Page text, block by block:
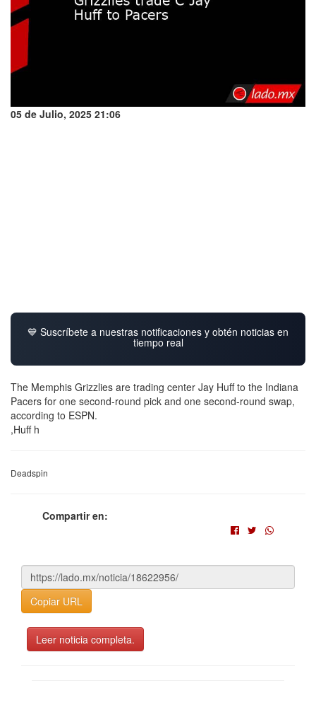
05 de Julio, 2025 21:06
💙 Suscríbete a nuestras notificaciones y obtén noticias en
tiempo real
The Memphis Grizzlies are trading center Jay Huff to the Indiana
Pacers for one second-round pick and one second-round swap,
according to ESPN.
,Huff h
Deadspin
Compartir en:
Copiar URL
Leer noticia completa.